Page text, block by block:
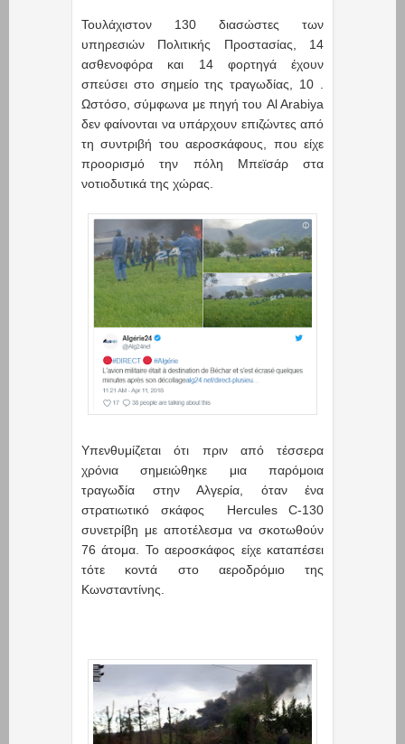
Τουλάχιστον 130 διασώστες των
υπηρεσιών Πολιτικής Προστασίας, 14
ασθενοφόρα και 14 φορτηγά έχουν
σπεύσει στο σημείο της τραγωδίας, 10 .
Ωστόσο, σύμφωνα με πηγή του Al Arabiya
δεν φαίνονται να υπάρχουν επιζώντες από
τη συντριβή του αεροσκάφους, που είχε
προορισμό την πόλη Μπεϊσάρ στα
νοτιοδυτικά της χώρας.
Υπενθυμίζεται ότι πριν από τέσσερα
χρόνια σημειώθηκε μια παρόμοια
τραγωδία στην Αλγερία, όταν ένα
στρατιωτικό σκάφος Hercules C-130
συνετρίβη με αποτέλεσμα να σκοτωθούν
76 άτομα. Το αεροσκάφος είχε καταπέσει
τότε κοντά στο αεροδρόμιο της
Κωνσταντίνης.